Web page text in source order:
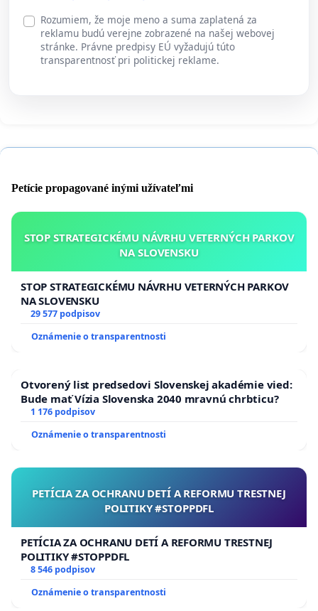
Rozumiem, že moje meno a suma zaplatená za
reklamu budú verejne zobrazené na našej webovej
stránke. Právne predpisy EÚ vyžadujú túto
transparentnosť pri politickej reklame.
Petície propagované inými užívateľmi
STOP STRATEGICKÉMU NÁVRHU VETERNÝCH PARKOV
NA SLOVENSKU
STOP STRATEGICKÉMU NÁVRHU VETERNÝCH PARKOV
NA SLOVENSKU
29 577 podpisov
Oznámenie o transparentnosti
Otvorený list predsedovi Slovenskej akadémie vied:
Bude mať Vízia Slovenska 2040 mravnú chrbticu?
1 176 podpisov
Oznámenie o transparentnosti
PETÍCIA ZA OCHRANU DETÍ A REFORMU TRESTNEJ
POLITIKY #STOPPDFL
PETÍCIA ZA OCHRANU DETÍ A REFORMU TRESTNEJ
POLITIKY #STOPPDFL
8 546 podpisov
Oznámenie o transparentnosti